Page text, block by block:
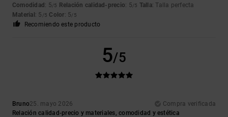
Comodidad: 5/5 Relación calidad-precio: 5/5 Talla: Talla perfecta
Material: 5 /5 Color: 5/5
Recomiendo este producto
5/5
Bruno25. mayo 2026
Compra verificada
Relación calidad-precio y materiales, comodidad y estética